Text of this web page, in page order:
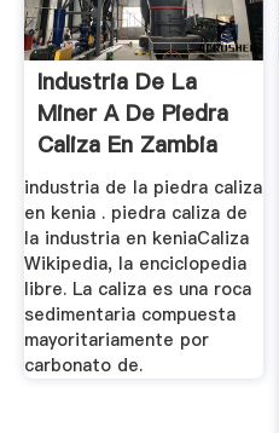
Industria De La
Miner A De Piedra
Caliza En Zambia
industria de la piedra caliza
en kenia . piedra caliza de
la industria en keniaCaliza
Wikipedia, la enciclopedia
libre. La caliza es una roca
sedimentaria compuesta
mayoritariamente por
carbonato de.